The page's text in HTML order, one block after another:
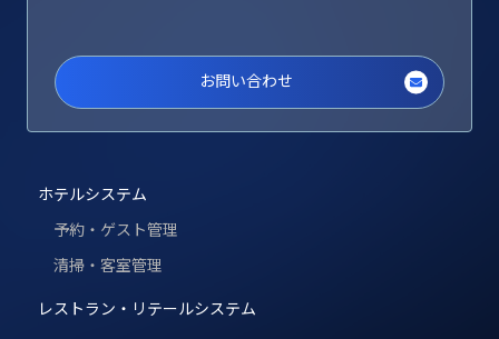
ホテルシステム
予約・ゲスト管理
清掃・客室管理
レストラン・リテールシステム
お問い合わせ